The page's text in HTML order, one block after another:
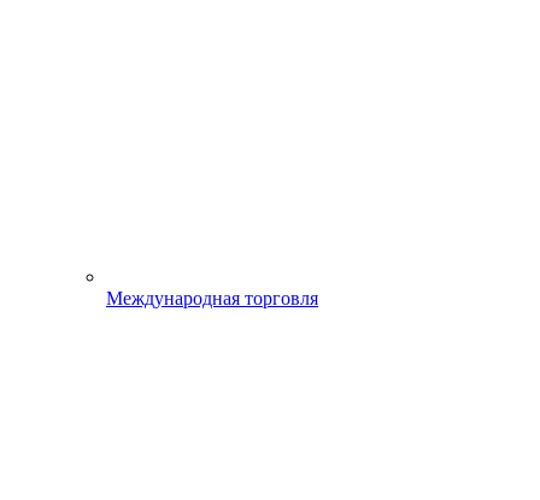
Международная торговля